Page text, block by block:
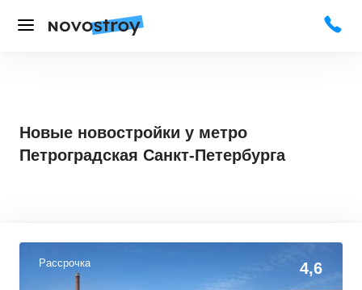
Новые новостройки у метро
Петроградская Санкт-Петербурга
Рассрочка 4,6